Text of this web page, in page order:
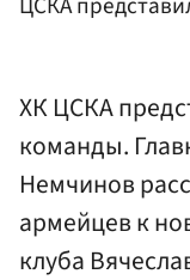
ХК ЦСКА
команды.
Немчинов
армейцев к
клуба